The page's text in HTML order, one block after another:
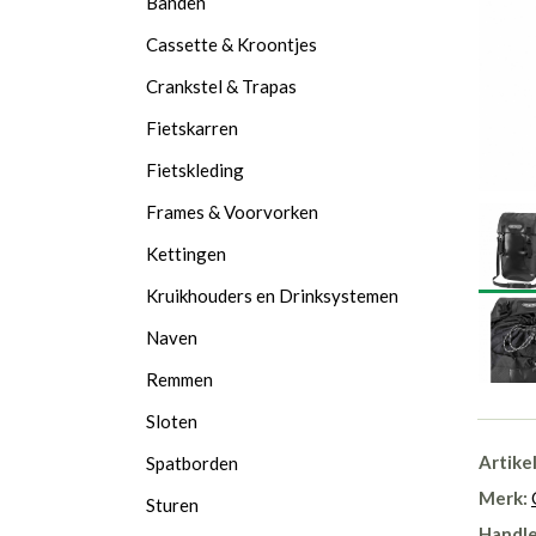
Merk:
Cassette & Kroontjes
Crankstel & Trapas
Fietskarren
Fietskleding
Frames & Voorvorken
Kettingen
Kruikhouders en Drinksystemen
Naven
Remmen
Sloten
Spatborden
Sturen